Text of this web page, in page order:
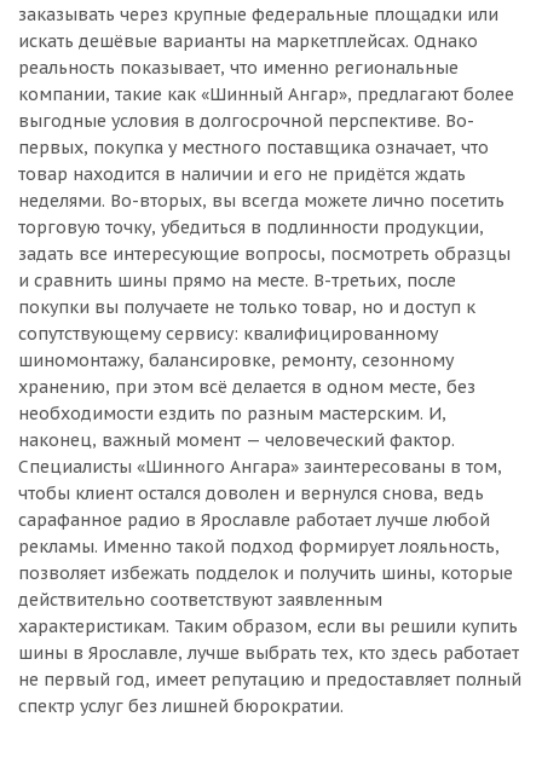
заказывать через крупные федеральные площадки или
искать дешёвые варианты на маркетплейсах. Однако
реальность показывает, что именно региональные
компании, такие как «Шинный Ангар», предлагают более
выгодные условия в долгосрочной перспективе. Во-
первых, покупка у местного поставщика означает, что
товар находится в наличии и его не придётся ждать
неделями. Во-вторых, вы всегда можете лично посетить
торговую точку, убедиться в подлинности продукции,
задать все интересующие вопросы, посмотреть образцы
и сравнить шины прямо на месте. В-третьих, после
покупки вы получаете не только товар, но и доступ к
сопутствующему сервису: квалифицированному
шиномонтажу, балансировке, ремонту, сезонному
хранению, при этом всё делается в одном месте, без
необходимости ездить по разным мастерским. И,
наконец, важный момент — человеческий фактор.
Специалисты «Шинного Ангара» заинтересованы в том,
чтобы клиент остался доволен и вернулся снова, ведь
сарафанное радио в Ярославле работает лучше любой
рекламы. Именно такой подход формирует лояльность,
позволяет избежать подделок и получить шины, которые
действительно соответствуют заявленным
характеристикам. Таким образом, если вы решили купить
шины в Ярославле, лучше выбрать тех, кто здесь работает
не первый год, имеет репутацию и предоставляет полный
спектр услуг без лишней бюрократии.